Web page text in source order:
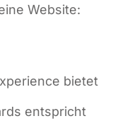
Website:
bietet
entspricht